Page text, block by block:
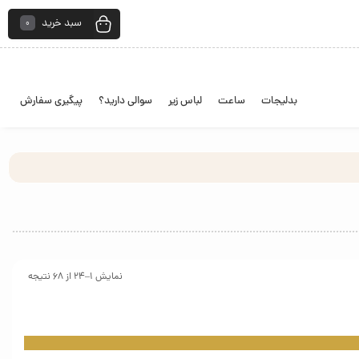
سبد خرید 0
بدلیجات ساعت لباس زیر سوالی دارید؟ پیگیری سفارش
نمایش 1–24 از 68 نتیجه